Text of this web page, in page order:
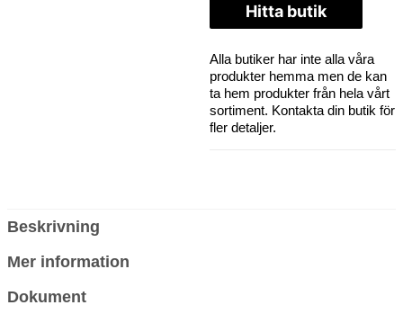
Hitta butik
Alla butiker har inte alla våra
produkter hemma men de kan
ta hem produkter från hela vårt
sortiment. Kontakta din butik för
fler detaljer.
Beskrivning
Mer information
Dokument